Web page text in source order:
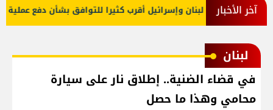
آخر الأخبار
أميركا: لبنان وإسرائيل أقرب كثيرا للتوافق بشأن دفع عملية
لبنان
في قضاء الضنية.. إطلاق نار على سيارة
محامي وهذا ما حصل